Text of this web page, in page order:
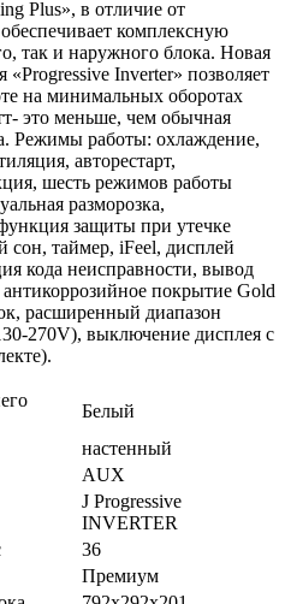
Plus», в отличие от
комплексную
так и наружного блока. Новая
«Progressive Inverter» позволяет
на минимальных оборотах
это меньше, чем обычная
Режимы работы: охлаждение,
авторестарт,
шесть режимов работы
разморозка,
защиты при утечке
сон, таймер, iFeel, дисплей
кода неисправности, вывод
покрытие Gold
расширенный диапазон
270V), выключение дисплея с
Белый
настенный
AUX
J Progressive
INVERTER
36
Премиум